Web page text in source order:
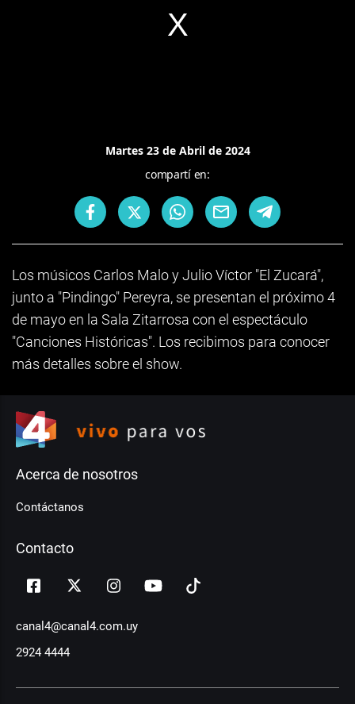
Martes 23 de Abril de 2024
compartí en:
Los músicos Carlos Malo y Julio Víctor "El Zucará",
junto a "Pindingo" Pereyra, se presentan el próximo 4
de mayo en la Sala Zitarrosa con el espectáculo
"Canciones Históricas". Los recibimos para conocer
más detalles sobre el show.
Acerca de nosotros
Contáctanos
Contacto
canal4@canal4.com.uy
2924 4444